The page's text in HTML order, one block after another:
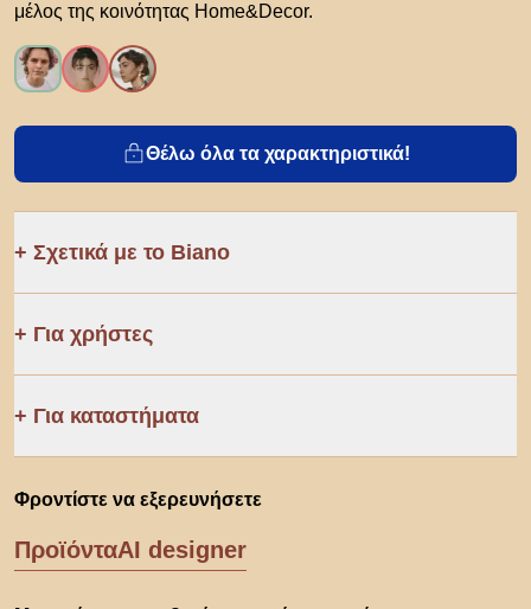
μέλος της κοινότητας Home&Decor.
Θέλω όλα τα χαρακτηριστικά!
Σχετικά με το Biano
Για χρήστες
Για καταστήματα
Φροντίστε να εξερευνήσετε
ΠροϊόνταAI designer